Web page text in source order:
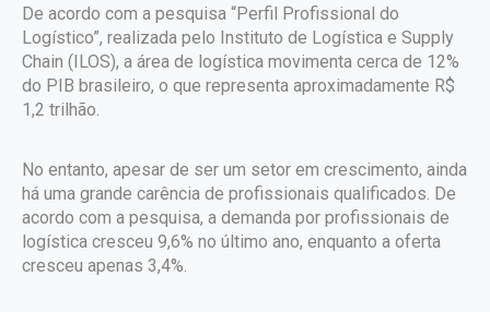
De acordo com a pesquisa “Perfil Profissional do
Logístico”, realizada pelo Instituto de Logística e Supply
Chain (ILOS), a área de logística movimenta cerca de 12%
do PIB brasileiro, o que representa aproximadamente R$
1,2 trilhão.
No entanto, apesar de ser um setor em crescimento, ainda
há uma grande carência de profissionais qualificados. De
acordo com a pesquisa, a demanda por profissionais de
logística cresceu 9,6% no último ano, enquanto a oferta
cresceu apenas 3,4%.